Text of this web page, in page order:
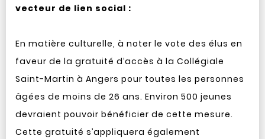
vecteur de lien social :
En matière culturelle, à noter le vote des élus en
faveur de la gratuité d’accès à la Collégiale
Saint-Martin à Angers pour toutes les personnes
âgées de moins de 26 ans. Environ 500 jeunes
devraient pouvoir bénéficier de cette mesure.
Cette gratuité s’appliquera également